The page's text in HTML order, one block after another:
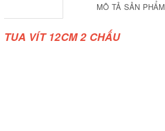
MÔ TẢ SẢN PHẨM
TUA VÍT 12CM 2 CHẤU